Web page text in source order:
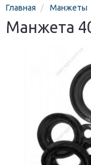
Главная Манжеты
Манжета